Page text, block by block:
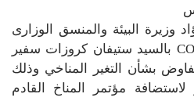
وزيرة البيئة والمنسق الوزارى
ومبعوث مؤتمر المناخ COP27 بالسيد ستيفان كروزات سفير
بشأن التغير المناخي وذلك
مؤتمر المناخ القادم